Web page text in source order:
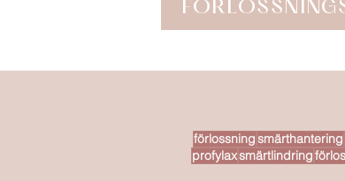
förlossningsmärthantering
profylaxsmärtlindring